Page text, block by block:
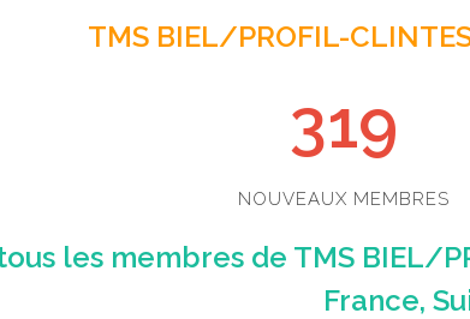
TMS BIEL/PROFIL-
352
NOUVEAUX MEMBRES
les membres de TMS BIEL/
France,